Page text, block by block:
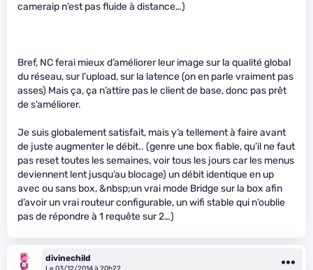
cameraip n’est pas fluide à distance…)
Bref, NC ferai mieux d’améliorer leur image sur la qualité global
du réseau, sur l’upload, sur la latence (on en parle vraiment pas
asses) Mais ça, ça n’attire pas le client de base, donc pas prêt
de s’améliorer.
Je suis globalement satisfait, mais y’a tellement à faire avant
de juste augmenter le débit.. (genre une box fiable, qu’il ne faut
pas reset toutes les semaines, voir tous les jours car les menus
deviennent lent jusqu’au blocage) un débit identique en up
avec ou sans box, &nbsp;un vrai mode Bridge sur la box afin
d’avoir un vrai routeur configurable, un wifi stable qui n’oublie
pas de répondre à 1 requête sur 2…)
divinechild